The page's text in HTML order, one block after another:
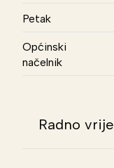
Petak
Općinski
načelnik
Radno